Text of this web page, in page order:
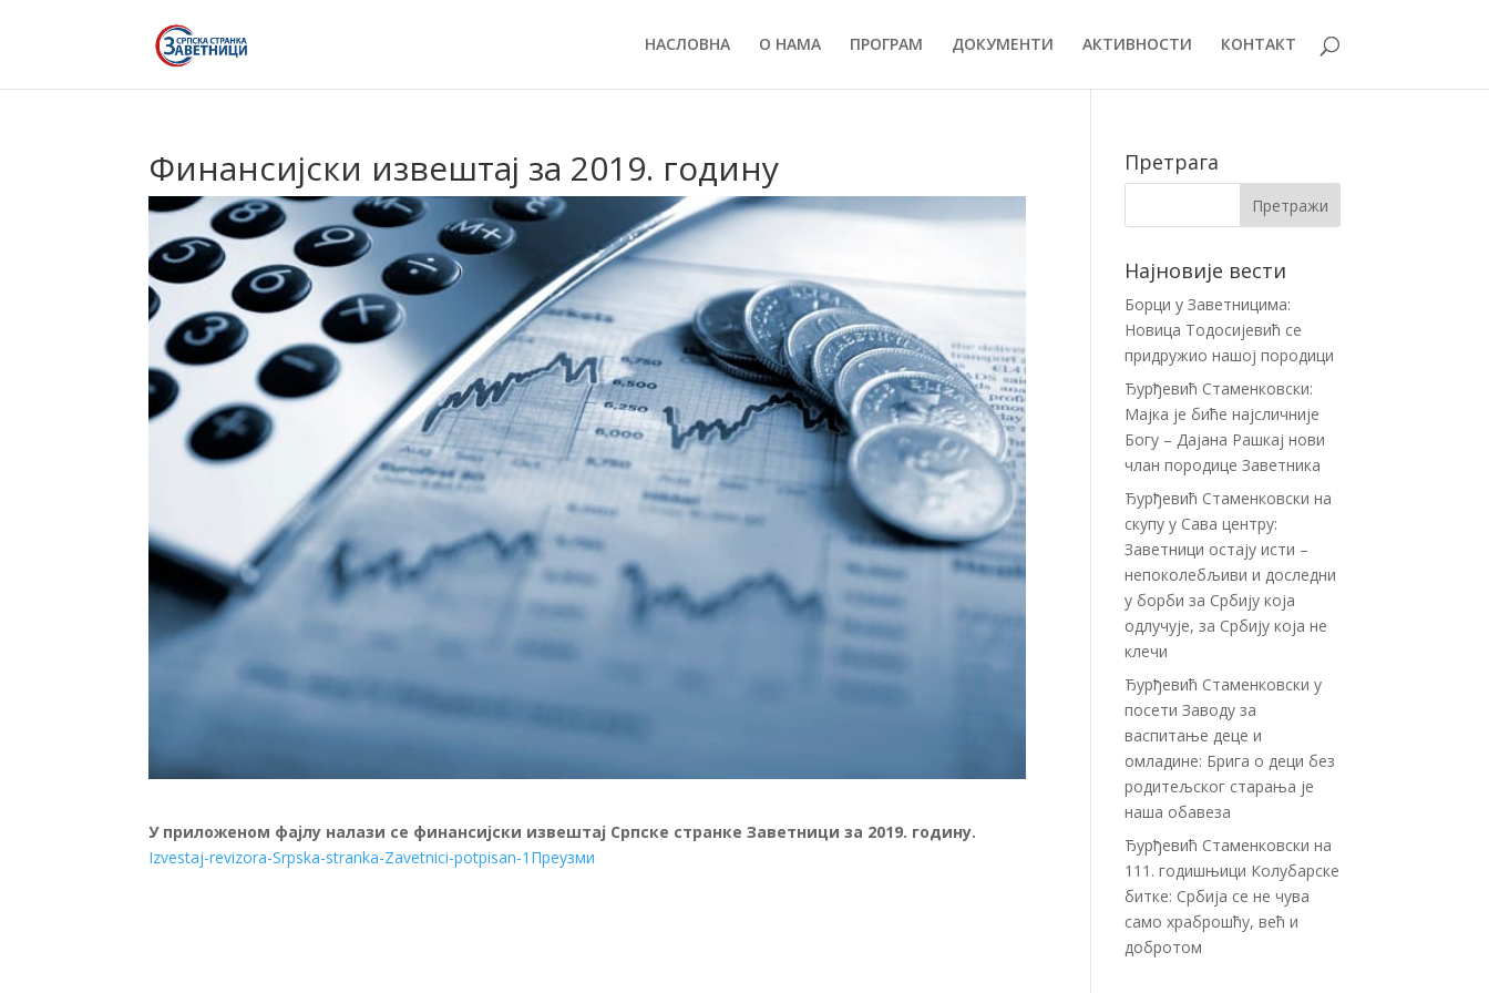
НАСЛОВНА О НАМА ПРОГРАМ ДОКУМЕНТИ АКТИВНОСТИ КОНТАКТ
Финансијски извештај за 2019. годину
У приложеном фајлу налази се финансијски извештај Српске странке Заветници за 2019. годину.
Izvestaj-revizora-Srpska-stranka-Zavetnici-potpisan-1 Преузми
Претрага
Најновије вести
Борци у Заветницима:
Новица Тодосијевић се
придружио нашој породици
Ђурђевић Стаменковски:
Мајка је биће најсличније
Богу – Дајана Рашкај нови
члан породице Заветника
Ђурђевић Стаменковски на
скупу у Сава центру:
Заветници остају исти –
непоколебљиви и доследни
у борби за Србију која
одлучује, за Србију која не
клечи
Ђурђевић Стаменковски у
посети Заводу за
васпитање деце и
омладине: Брига о деци без
родитељског старања је
наша обавеза
Ђурђевић Стаменковски на
111. годишњици Колубарске
битке: Србија се не чува
само храброшћу, већ и
добротом